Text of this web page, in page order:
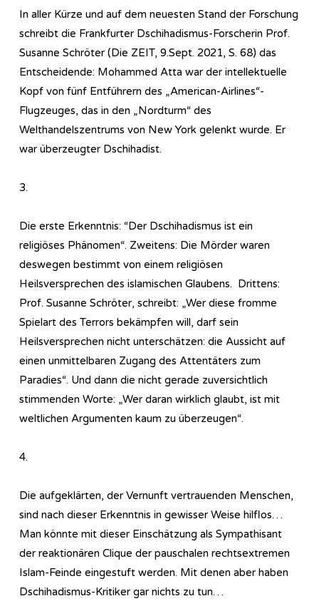
In aller Kürze und auf dem neuesten Stand der Forschung
schreibt die Frankfurter Dschihadismus-Forscherin Prof.
Susanne Schröter (Die ZEIT, 9.Sept. 2021, S. 68) das
Entscheidende: Mohammed Atta war der intellektuelle
Kopf von fünf Entführern des „American-Airlines“-
Flugzeuges, das in den „Nordturm“ des
Welthandelszentrums von New York gelenkt wurde. Er
war überzeugter Dschihadist.
3.
Die erste Erkenntnis: “Der Dschihadismus ist ein
religiöses Phänomen“. Zweitens: Die Mörder waren
deswegen bestimmt von einem religiösen
Heilsversprechen des islamischen Glaubens. Drittens:
Prof. Susanne Schröter, schreibt: „Wer diese fromme
Spielart des Terrors bekämpfen will, darf sein
Heilsversprechen nicht unterschätzen: die Aussicht auf
einen unmittelbaren Zugang des Attentäters zum
Paradies“. Und dann die nicht gerade zuversichtlich
stimmenden Worte: „Wer daran wirklich glaubt, ist mit
weltlichen Argumenten kaum zu überzeugen“.
4.
Die aufgeklärten, der Vernunft vertrauenden Menschen,
sind nach dieser Erkenntnis in gewisser Weise hilflos…
Man könnte mit dieser Einschätzung als Sympathisant
der reaktionären Clique der pauschalen rechtsextremen
Islam-Feinde eingestuft werden. Mit denen aber haben
Dschihadismus-Kritiker gar nichts zu tun…